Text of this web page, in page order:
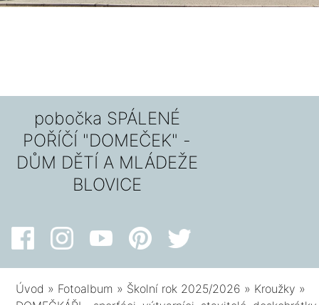
pobočka SPÁLENÉ
POŘÍČÍ "DOMEČEK" -
DŮM DĚTÍ A MLÁDEŽE
BLOVICE
Úvod » Fotoalbum » Školní rok 2025/2026 » Kroužky »